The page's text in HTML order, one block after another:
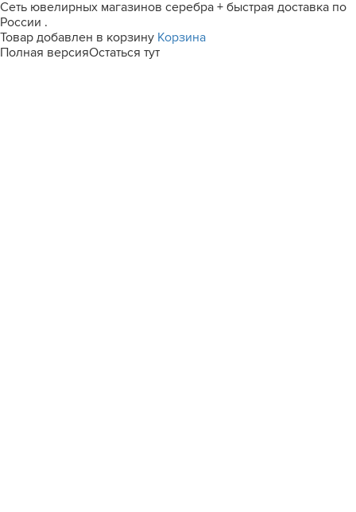
Сеть ювелирных магазинов серебра + быстрая доставка по
России .
Товар добавлен в корзину Корзина
Полная версияОстаться тут